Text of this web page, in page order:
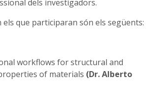
dels investigadors.
els que participaran són els següents:
workflows for structural and
of materials (Dr. Alberto